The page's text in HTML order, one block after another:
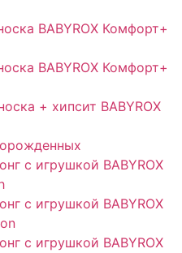
BABYROX Комфорт+
BABYROX Комфорт+
+ хипсит BABYROX
с игрушкой BABYROX
с игрушкой BABYROX
с игрушкой BABYROX